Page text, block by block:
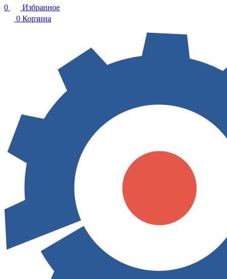
0
Избранное
0 Корзина